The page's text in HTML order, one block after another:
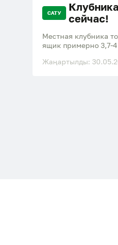
САТУ
сейчас!
Местная клубника
ящик примерно 3,7-
Жаңартылды: